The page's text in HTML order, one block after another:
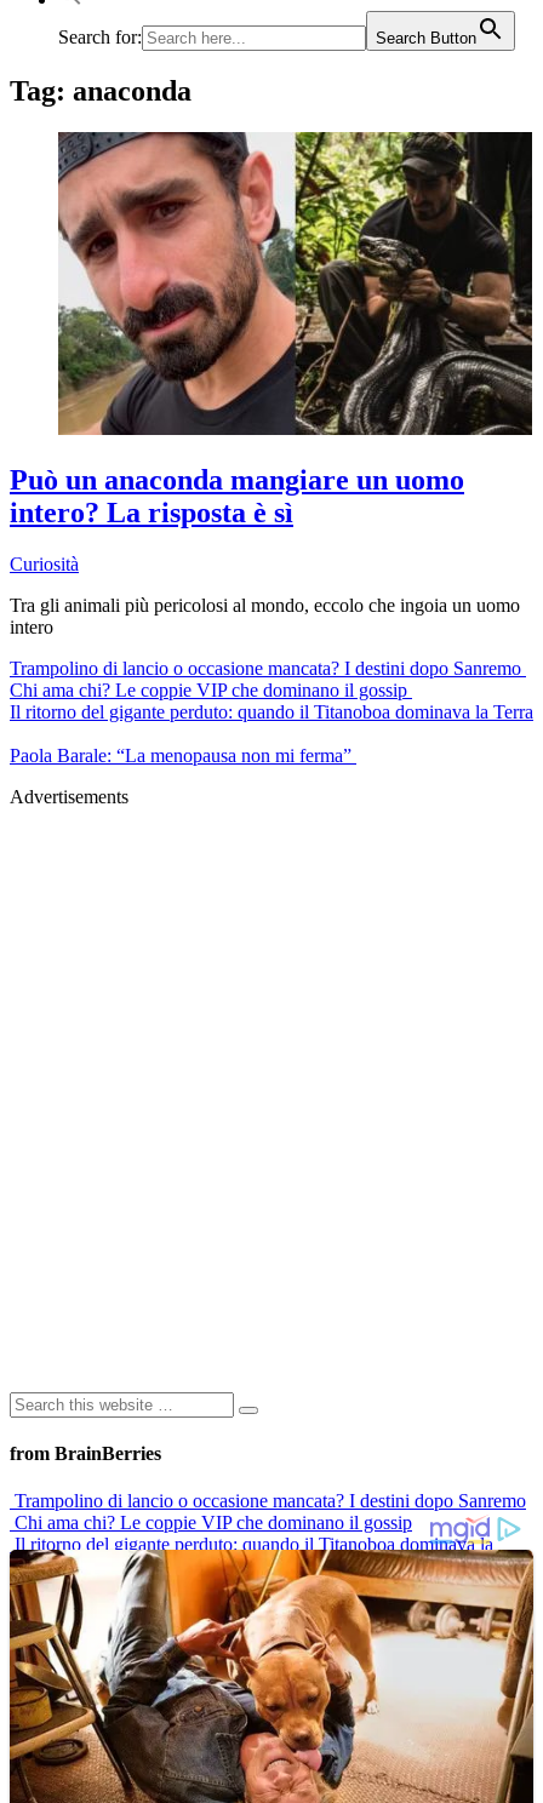
Search for: Search Button
Tag: anaconda
Può un anaconda mangiare un uomo
intero? La risposta è sì
Curiosità
Tra gli animali più pericolosi al mondo, eccolo che ingoia un uomo
intero
Trampolino di lancio o occasione mancata? I destini dopo Sanremo
Chi ama chi? Le coppie VIP che dominano il gossip
Il ritorno del gigante perduto: quando il Titanoboa dominava la Terra
Paola Barale: “La menopausa non mi ferma”
Advertisements
from BrainBerries
Trampolino di lancio o occasione mancata? I destini dopo Sanremo
Chi ama chi? Le coppie VIP che dominano il gossip
Il ritorno del gigante perduto: quando il Titanoboa dominava la
Terra
Paola Barale: “La menopausa non mi ferma”
“Un sacco bello”: il mito di Marisol e la vita di Veronica Miriel oggi
Advertisements